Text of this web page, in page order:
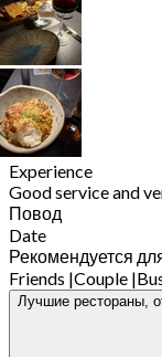
Experience
Good service and
Повод
Date
Рекомендуется
Friends |Couple |
Лучшие рестораны,